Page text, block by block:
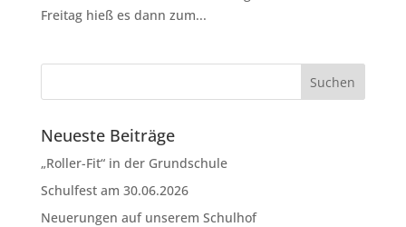
Freitag hieß es dann zum...
Neueste Beiträge
„Roller-Fit“ in der Grundschule
Schulfest am 30.06.2026
Neuerungen auf unserem Schulhof